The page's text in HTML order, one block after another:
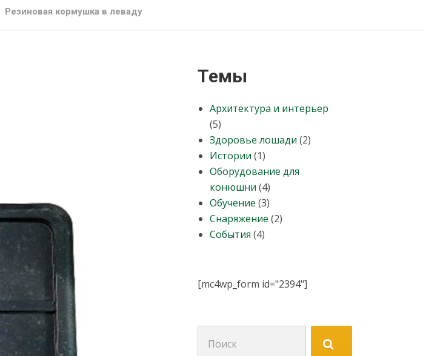
Резиновая кормушка в леваду
Темы
Архитектура и интерьер
(5)
Здоровье лошади (2)
Истории (1)
Оборудование для
конюшни (4)
Обучение (3)
Снаряжение (2)
События (4)
[mc4wp_form id="2394"]
для: